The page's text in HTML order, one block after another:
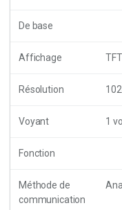
De base
Affichage
Résolution
Voyant 1
Fonction
Méthode de
communication